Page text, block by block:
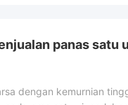
panas satu
dengan kemurnian